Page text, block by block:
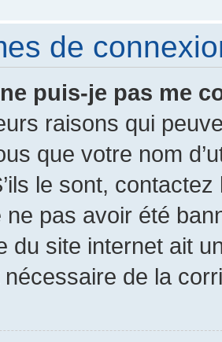
de
puis-je pas me
raisons qui
que votre nom
le sont,
ne pas avoir été
du site internet ait
nécessaire de la